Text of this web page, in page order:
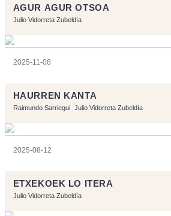
AGUR AGUR OTSOA
Julio Vidorreta Zubeldía
2025-11-08
HAURREN KANTA
Raimundo Sarriegui Julio Vidorreta Zubeldía
2025-08-12
ETXEKOEK LO ITERA
Julio Vidorreta Zubeldía